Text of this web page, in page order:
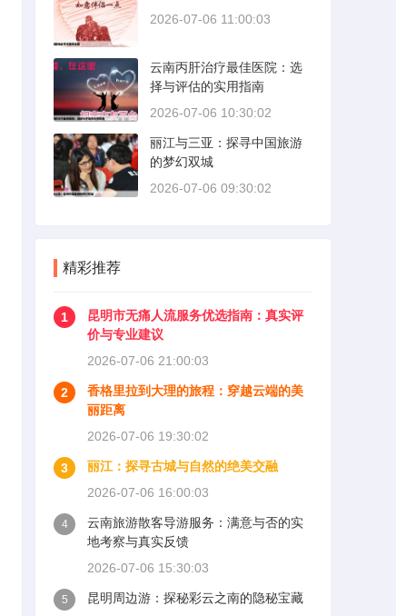
2026-07-06 11:00:03
云南丙肝治疗最佳医院：选
择与评估的实用指南
2026-07-06 10:30:02
丽江与三亚：探寻中国旅游
的梦幻双城
2026-07-06 09:30:02
精彩推荐
1
昆明市无痛人流服务优选指南：真实评
价与专业建议
2026-07-06 21:00:03
2
香格里拉到大理的旅程：穿越云端的美
丽距离
2026-07-06 19:30:02
3
丽江：探寻古城与自然的绝美交融
2026-07-06 16:00:03
4
云南旅游散客导游服务：满意与否的实
地考察与真实反馈
2026-07-06 15:30:03
5
昆明周边游：探秘彩云之南的隐秘宝藏